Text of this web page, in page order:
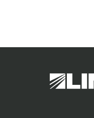
Lindsay.
Link